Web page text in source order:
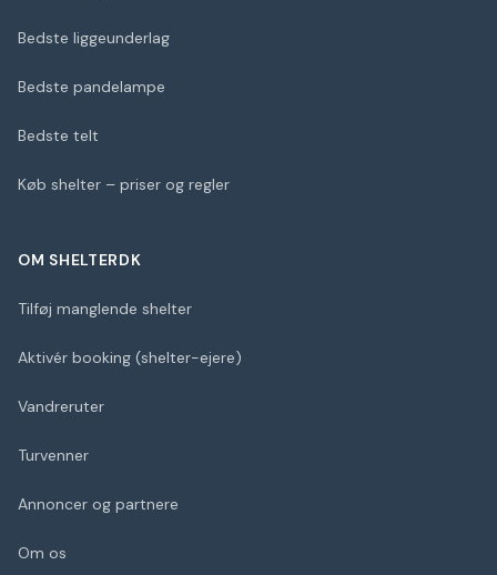
Bedste liggeunderlag
Bedste pandelampe
Bedste telt
Køb shelter – priser og regler
OM SHELTERDK
Tilføj manglende shelter
Aktivér booking (shelter-ejere)
Vandreruter
Turvenner
Annoncer og partnere
Om os